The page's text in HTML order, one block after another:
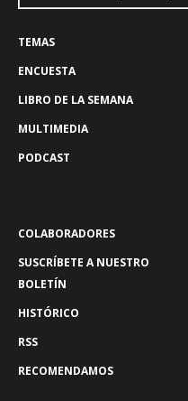
TEMAS
ENCUESTA
LIBRO DE LA SEMANA
MULTIMEDIA
PODCAST
COLABORADORES
SUSCRÍBETE A NUESTRO
BOLETÍN
HISTÓRICO
RSS
RECOMENDAMOS